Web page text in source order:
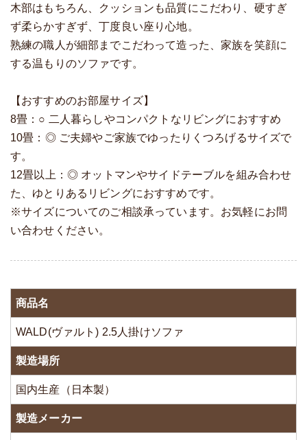
木部はもちろん、クッションも品質にこだわり、硬すぎ
ず柔らかすぎず、丁度良い座り心地。
熟練の職人が細部までこだわって造った、家族を笑顔に
する温もりのソファです。
【おすすめのお部屋サイズ】
8畳：○ 二人暮らしやコンパクトなリビングにおすすめ
10畳：◎ ご夫婦やご家族でゆったりくつろげるサイズで
す。
12畳以上：◎ オットマンやサイドテーブルを組み合わせ
た、ゆとりあるリビングにおすすめです。
※サイズについてのご相談承っています。お気軽にお問
い合わせください。
商品名
WALD(ヴァルト) 2.5人掛けソファ
製造場所
国内生産（日本製）
製造メーカー